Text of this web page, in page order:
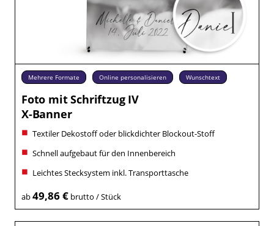
Mehrere Formate Online personalisieren Wunschtext
Foto mit Schriftzug IV
X-Banner
Textiler Dekostoff oder blickdichter Blockout-Stoff
Schnell aufgebaut für den Innenbereich
Leichtes Stecksystem inkl. Transporttasche
ab49,86 €brutto / Stück